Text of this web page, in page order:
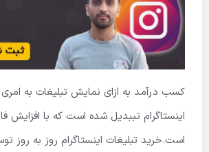
کسب درآمد به ازای نمایش تبلیغات به امری
اینستاگرام تببدیل شده است که با افزایش
است.خرید تبلیغات اینستاگرام روز به